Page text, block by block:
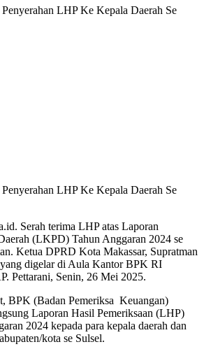
LHP Ke Kepala Daerah Se
LHP Ke Kepala Daerah Se
Serah terima LHP atas Laporan
(LKPD) Tahun Anggaran 2024 se
Ketua DPRD Kota Makassar, Supratman
digelar di Aula Kantor BPK RI
Pettarani, Senin, 26 Mei 2025.
BPK (Badan Pemeriksa Keuangan)
Laporan Hasil Pemeriksaan (LHP)
2024 kepada para kepala daerah dan
kota se Sulsel.